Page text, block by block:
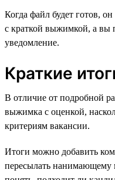
Когда файл будет готов,
с краткой выжимкой, а вы
уведомление.
Краткие
В отличие от подробной
выжимка с оценкой,
критериям вакансии.
Итоги можно добавить
пересылать нанимающему